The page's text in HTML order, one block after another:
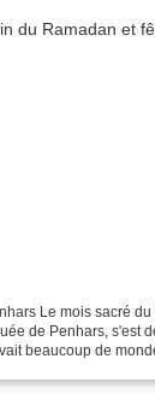
Le mois sacré
de Penhars, s'est
beaucoup de